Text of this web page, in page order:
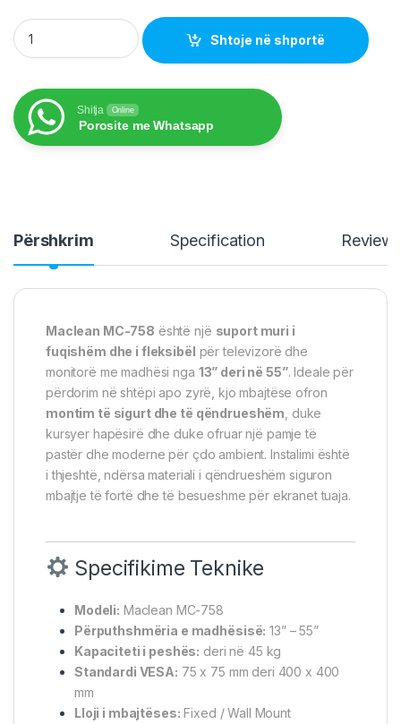
Maclean tv wall mount 13"-55" quantity
Shtoje në shportë
Shitja Online
Porosite me Whatsapp
Përshkrim Specification
Maclean MC-758 është një suport muri i
fuqishëm dhe i fleksibël për televizorë dhe
monitorë me madhësi nga 13” deri në 55”. Ideale për
përdorim në shtëpi apo zyrë, kjo mbajtëse ofron
montim të sigurt dhe të qëndrueshëm , duke
kursyer hapësirë dhe duke ofruar një pamje të
pastër dhe moderne për çdo ambient. Instalimi është
i thjeshtë, ndërsa materiali i qëndrueshëm siguron
mbajtje të fortë dhe të besueshme për ekranet tuaja.
Specifikime Teknike
Modeli: Maclean MC-758
Përputhshmëria e madhësisë: 13” – 55”
Kapaciteti i peshës: deri në 45 kg
Standardi VESA: 75 x 75 mm deri 400 x 400
mm
Lloji i mbajtëses: Fixed / Wall Mount